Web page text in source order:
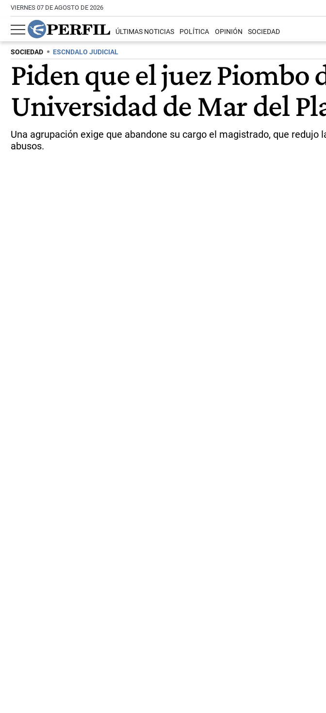
VIERNES 07 DE AGOSTO DE 2026
ÚLTIMAS NOTICIAS POLÍTICA OPINIÓN SOCIEDAD
SOCIEDAD ESCNDALO JUDICIAL
Piden que el juez Piombo
Universidad de Mar del
Una agrupación exige que abandone su cargo el magistrado, que
abusos.